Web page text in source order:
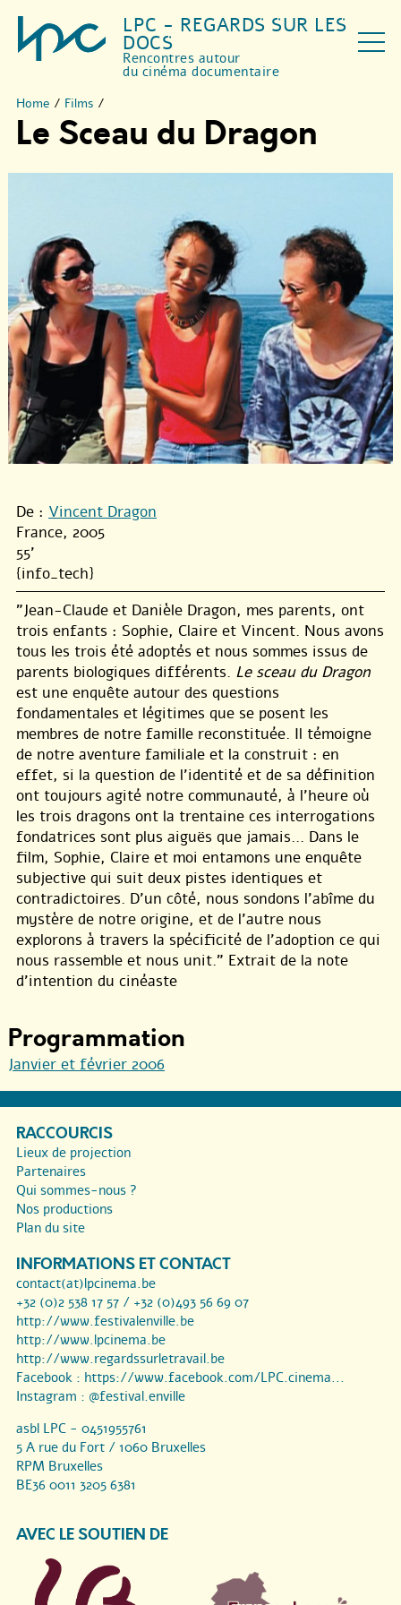
LPC - REGARDS SUR LES
DOCS
Rencontres autour
du cinéma documentaire
Home / Films /
Le Sceau du Dragon
De : Vincent Dragon
France, 2005
55'
{info_tech}
"Jean-Claude et Danièle Dragon, mes parents, ont
trois enfants : Sophie, Claire et Vincent. Nous avons
tous les trois été adoptés et nous sommes issus de
parents biologiques différents. Le sceau du Dragon
est une enquête autour des questions
fondamentales et légitimes que se posent les
membres de notre famille reconstituée. Il témoigne
de notre aventure familiale et la construit : en
effet, si la question de l’identité et de sa définition
ont toujours agité notre communauté, à l’heure où
les trois dragons ont la trentaine ces interrogations
fondatrices sont plus aiguës que jamais... Dans le
film, Sophie, Claire et moi entamons une enquête
subjective qui suit deux pistes identiques et
contradictoires. D’un côté, nous sondons l’abîme du
mystère de notre origine, et de l’autre nous
explorons à travers la spécificité de l’adoption ce qui
nous rassemble et nous unit." Extrait de la note
d’intention du cinéaste
Programmation
Janvier et février 2006
RACCOURCIS
Lieux de projection
Partenaires
Qui sommes-nous ?
Nos productions
Plan du site
INFORMATIONS ET CONTACT
contact(at)lpcinema.be
+32 (0)2 538 17 57 / +32 (0)493 56 69 07
http://www.festivalenville.be
http://www.lpcinema.be
http://www.regardssurletravail.be
Facebook : https://www.facebook.com/LPC.cinema...
Instagram : @festival.enville
asbl LPC - 0451955761
5 A rue du Fort / 1060 Bruxelles
RPM Bruxelles
BE36 0011 3205 6381
AVEC LE SOUTIEN DE